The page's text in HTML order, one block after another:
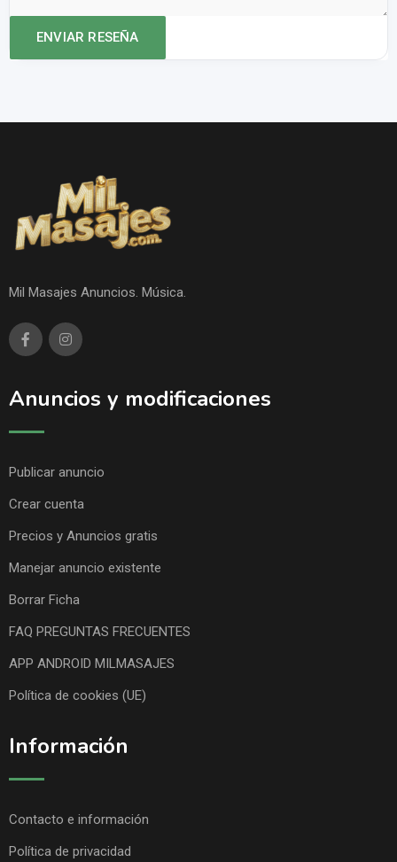
Mil Masajes Anuncios. Música.
Anuncios y modificaciones
Publicar anuncio
Crear cuenta
Precios y Anuncios gratis
Manejar anuncio existente
Borrar Ficha
FAQ PREGUNTAS FRECUENTES
APP ANDROID MILMASAJES
Política de cookies (UE)
Información
Contacto e información
Política de privacidad